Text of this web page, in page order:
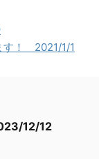
す！ 2021/1/1
12/12